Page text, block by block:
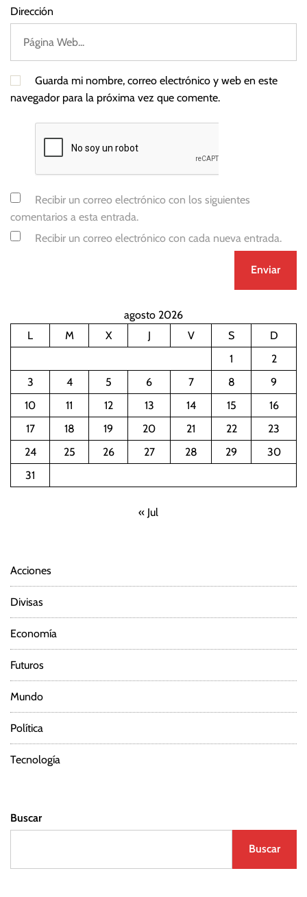
Dirección
Guarda mi nombre, correo electrónico y web en este
navegador para la próxima vez que comente.
Recibir un correo electrónico con los siguientes
comentarios a esta entrada.
Recibir un correo electrónico con cada nueva entrada.
agosto 2026
L
M X J V S
D
1
2
3
4 5 6 7 8
9
10
11 12 13 14 15
16
17
18 19 20 21 22
23
24
25 26 27 28 29
30
31
« Jul
Acciones
Divisas
Economía
Futuros
Mundo
Política
Tecnología
Buscar
Buscar